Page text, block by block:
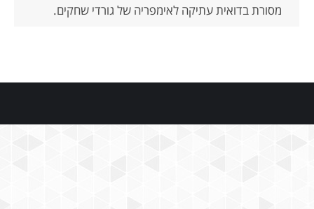
מסורת בדואית עתיקה לאימפריה של גורדי שחקים.